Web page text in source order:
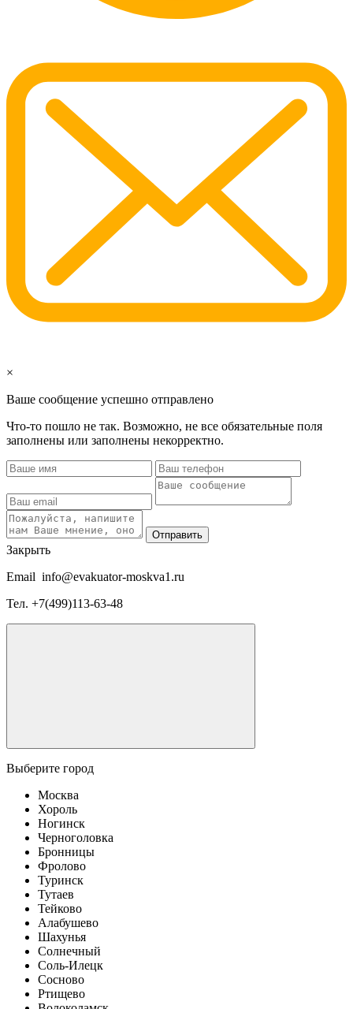
×
Ваше сообщение успешно отправлено
Что-то пошло не так. Возможно, не все обязательные поля
заполнены или заполнены некорректно.
Отправить
Закрыть
Email info@evakuator-moskva1.ru
Тел. +7(499)113-63-48
Выберите город
Москва
Хороль
Ногинск
Черноголовка
Бронницы
Фролово
Туринск
Тутаев
Тейково
Алабушево
Шахунья
Солнечный
Соль-Илецк
Сосново
Ртищево